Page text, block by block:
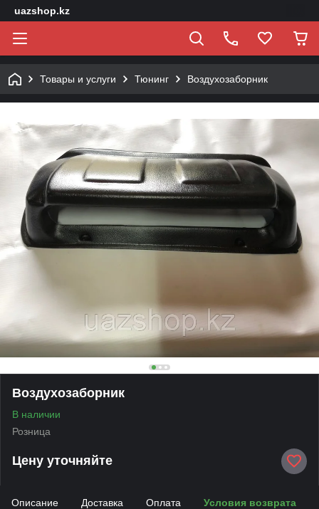
uazshop.kz
Товары и услуги Тюнинг Воздухозаборник
Воздухозаборник
В наличии
Розница
Цену уточняйте
Описание Доставка Оплата Условия возврата